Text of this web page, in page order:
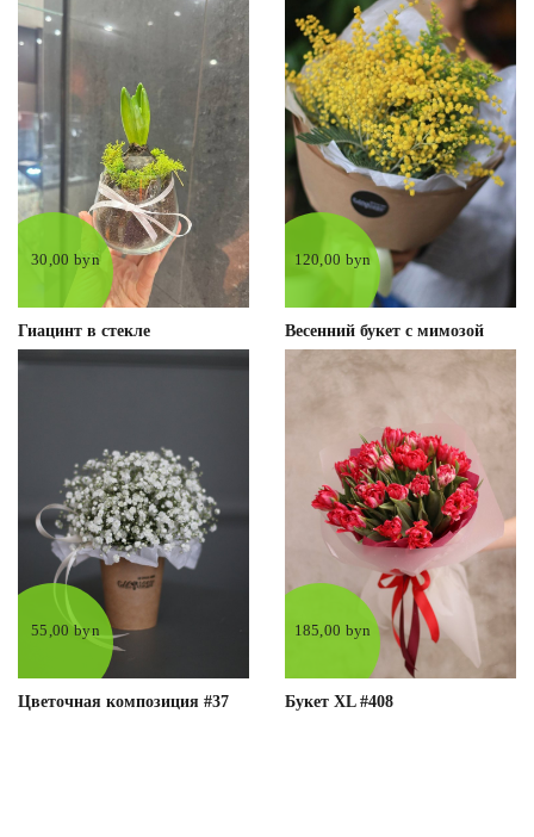
30,00 byn
Гиацинт в стекле
120,00 byn
Весенний букет с мимозой
55,00 byn
Цветочная композиция #37
185,00 byn
Букет XL #408